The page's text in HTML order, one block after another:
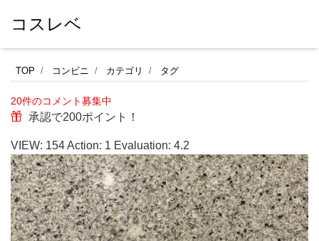
コスレベ
セ
ブ
ン
レ
ブ
ン
の
TOP コンビニ カテゴリ タグ
20件のコメント募集中
承認で200ポイント！
VIEW: 154Action: 1 Evaluation: 4.2